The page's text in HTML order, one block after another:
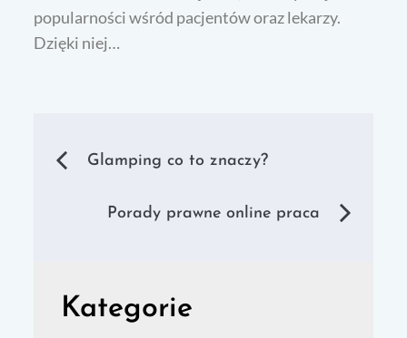
popularności wśród pacjentów oraz lekarzy.
Dzięki niej…
Nawigacja
wpisu
Glamping co to znaczy?
Porady prawne online praca
Kategorie